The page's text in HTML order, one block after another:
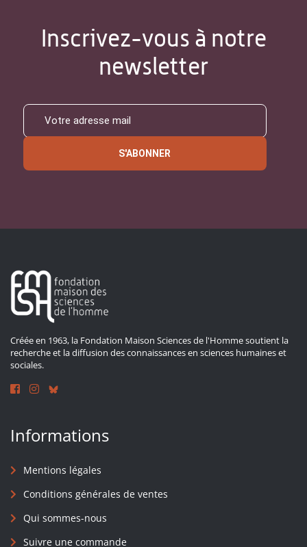
Inscrivez-vous à notre
newsletter
S'ABONNER
Créée en 1963, la Fondation Maison Sciences de l'Homme soutient la
recherche et la diffusion des connaissances en sciences humaines et
sociales.
Informations
Mentions légales
Conditions générales de ventes
Qui sommes-nous
Suivre une commande